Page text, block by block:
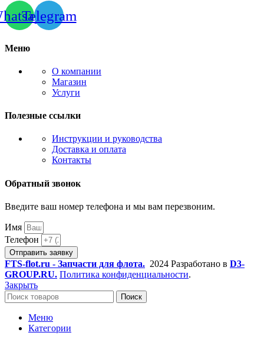
Telegram
Меню
О компании
Магазин
Услуги
Полезные ссылки
Инструкции и руководства
Доставка и оплата
Контакты
Обратный звонок
Введите ваш номер телефона и мы вам перезвоним.
Имя
Телефон
Отправить заявку
FTS-flot.ru - Запчасти для флота. 2024 Разработано в D3-
GROUP.RU. Политика конфиденциальности.
Закрыть
Поиск
Меню
Категории